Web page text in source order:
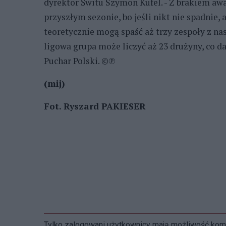
przyszłym sezonie, bo jeśli nikt nie spadnie,
teoretycznie mogą spaść aż trzy zespoły z
ligowa grupa może liczyć aż 23 drużyny, co
Puchar Polski. ©℗
(mij)
Fot. Ryszard PAKIESER